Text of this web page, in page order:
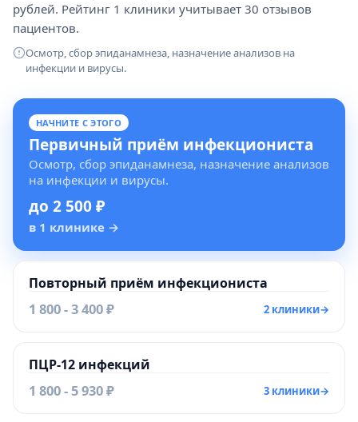
рублей. Рейтинг 1 клиники учитывает 30 отзывов
пациентов.
Осмотр, сбор эпиданамнеза, назначение анализов на
инфекции и вирусы.
НАЧНИТЕ С ЭТОГО
Первичный приём инфекциониста
Осмотр, сбор эпиданамнеза, назначение анализов
на инфекции и вирусы.
до 2 500 ₽
в 1 клинике →
Повторный приём инфекциониста
1 800 - 3 400 ₽ 2 клиники→
ПЦР-12 инфекций
1 800 - 5 930 ₽ 3 клиники→